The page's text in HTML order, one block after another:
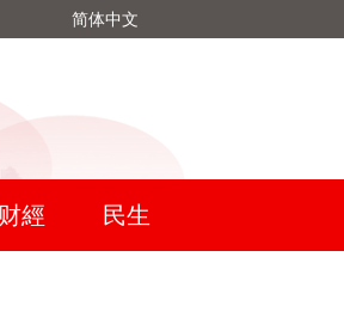
简体中文
财經 民生